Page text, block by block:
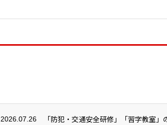
2026.07.26 「防犯・交通安全研修」「習字教室」